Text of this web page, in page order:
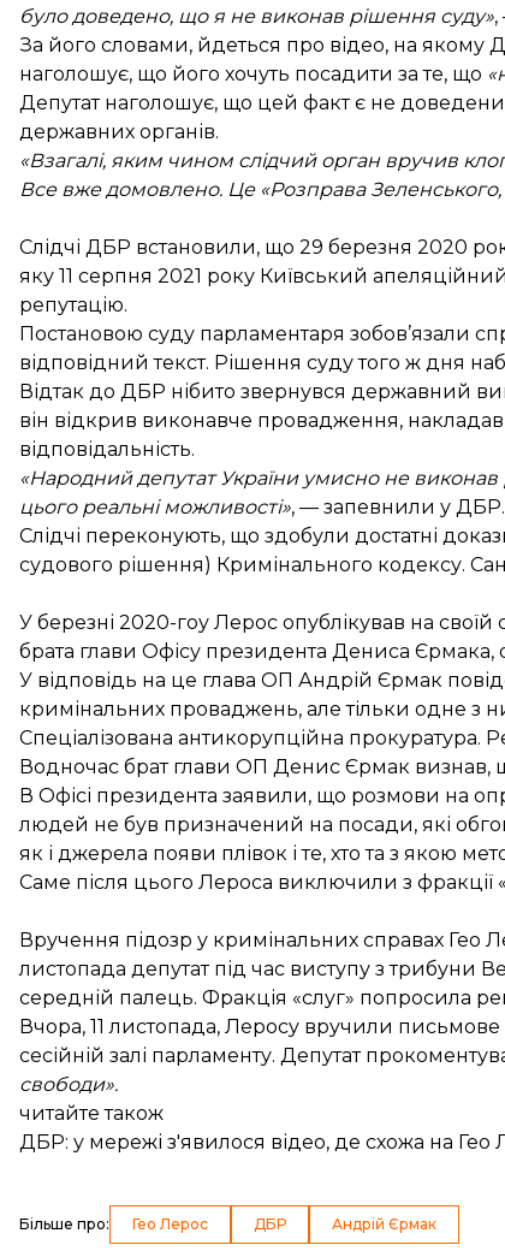
було доведено, що я не виконав рішення суду»,
За його словами, йдеться про відео, на якому
наголошує, що його хочуть посадити за те, що
Депутат наголошує, що цей факт є не
державних органів.
«Взагалі, яким чином слідчий орган вручив
Все вже домовлено. Це «Розправа
Слідчі ДБР встановили, що 29 березня 2020
яку 11 серпня 2021 року Київський
репутацію.
Постановою суду парламентаря зобов’язали
відповідний текст. Рішення суду того ж дня
Відтак до ДБР нібито звернувся державний
він відкрив виконавче провадження,
відповідальність.
«Народний депутат України умисно не
цього реальні можливості», — запевнили у ДБР.
Слідчі переконують, що здобули достатні
судового рішення) Кримінального кодексу.
У березні 2020-гоу Лерос опублікував на своїй
брата глави Офісу президента Дениса
У відповідь на це глава ОП Андрій Єрмак
кримінальних проваджень, але тільки одне з
Спеціалізована антикорупційна прокуратура.
Водночас брат глави ОП Денис Єрмак визнав,
В Офісі президента заявили, що розмови на
людей не був призначений на посади, які
як і джерела появи плівок і те, хто та з якою
Саме після цього Лероса виключили з фракції
Вручення підозр у кримінальних справах Гео
листопада депутат під час виступу з трибуни
середній палець. Фракція «слуг» попросила
Вчора, 11 листопада, Леросу вручили письмове
сесійній залі парламенту. Депутат
свободи».
читайте також
ДБР: у мережі з'явилося відео, де схожа на Гео
Більше про: Гео Лерос ДБР Андрій Єрмак